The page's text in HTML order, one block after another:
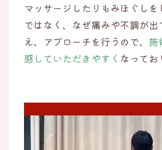
マッサージしたりもみほぐし
ではなく、なぜ痛みや不調が
え、アプローチを行うので、 施
感していただきやすく なってお